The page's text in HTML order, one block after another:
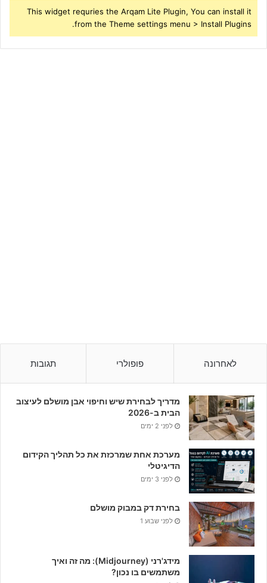
This widget requries the Arqam Lite Plugin, You can install it
from the Theme settings menu > Install Plugins.
לאחרונה פופולרי תגובות
מדריך לבחירת שיש וחיפוי אבן מושלם לעיצוב
הבית ב-2026
לפני 2 ימים
מערכת אחת שמרכזת את כל תהליך הקידום
הדיגיטלי
לפני 3 ימים
בחירת דק במבוק מושלם
לפני שבוע 1
מידג'רני (Midjourney): מה זה ואיך
משתמשים בו נכון?